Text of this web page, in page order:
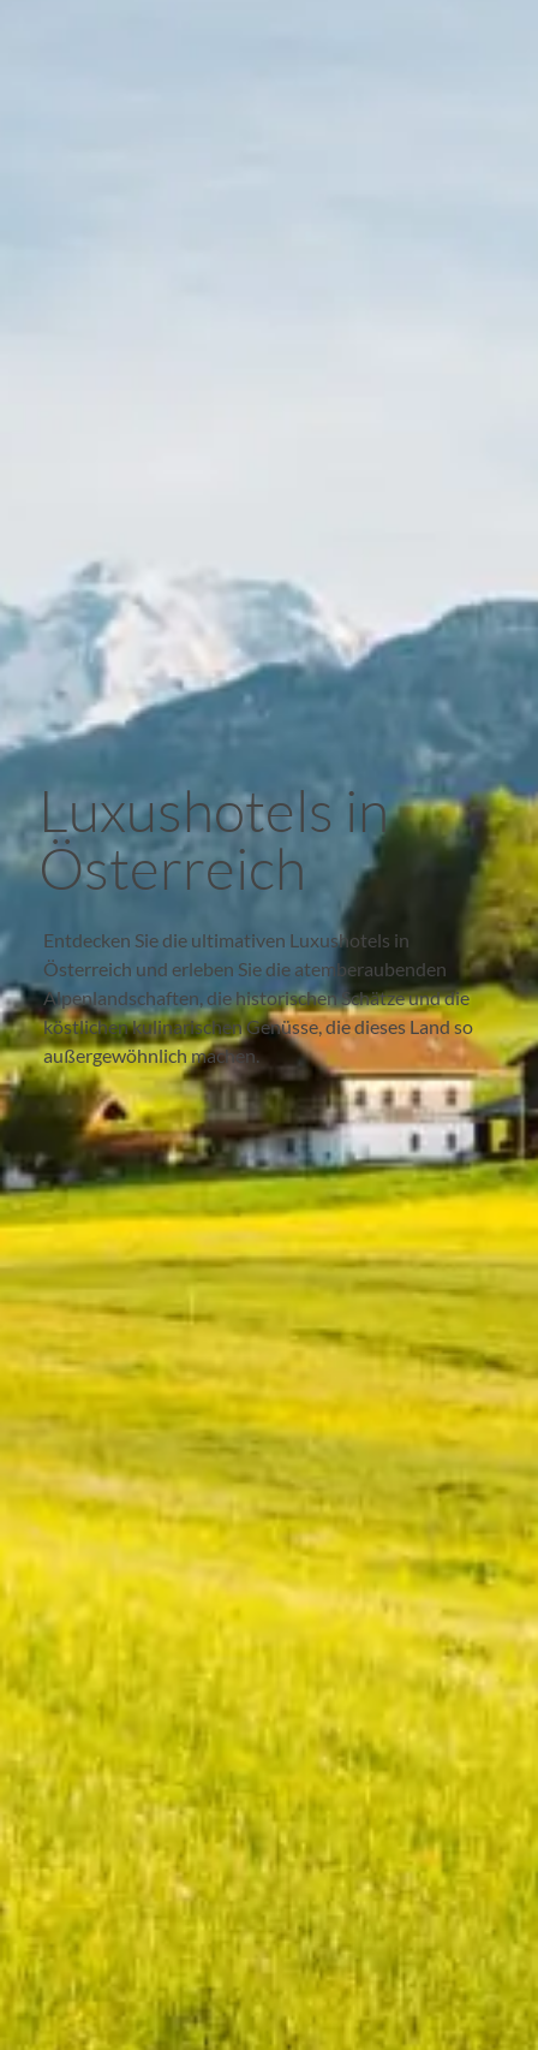
Luxushotels in
Österreich
Entdecken Sie die ultimativen Luxushotels in
Österreich und erleben Sie die atemberaubenden
Alpenlandschaften, die historischen Schätze und die
köstlichen kulinarischen Genüsse, die dieses Land so
außergewöhnlich machen.